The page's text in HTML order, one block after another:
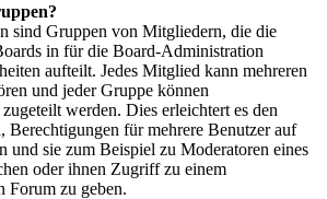
sind Gruppen von Mitgliedern, die die
in für die Board-Administration
aufteilt. Jedes Mitglied kann mehreren
und jeder Gruppe können
werden. Dies erleichtert es den
Berechtigungen für mehrere Benutzer auf
und sie zum Beispiel zu Moderatoren eines
oder ihnen Zugriff zu einem
Forum zu geben.